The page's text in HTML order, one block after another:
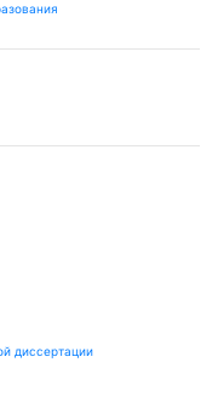
диссертации